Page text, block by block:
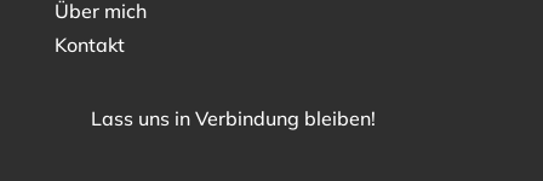
Über mich
Kontakt
Lass uns in Verbindung bleiben!